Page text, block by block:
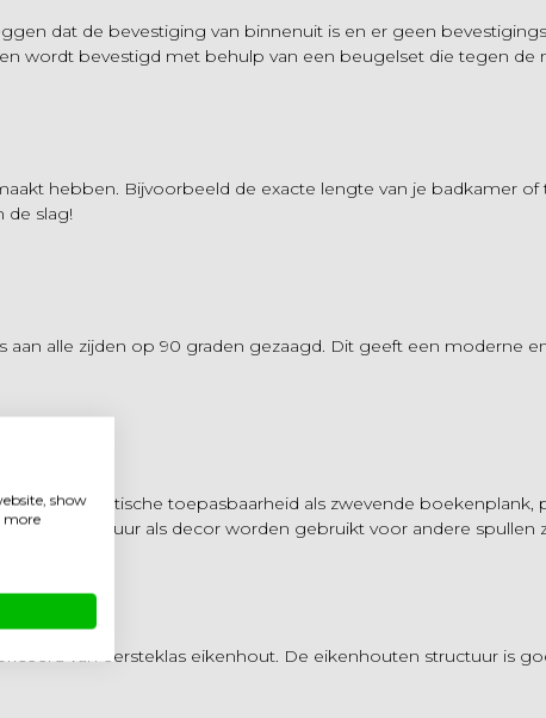
dat de bevestiging van binnenuit is en er geen
wordt bevestigd met behulp van een beugelset die tegen
hebben. Bijvoorbeeld de exacte lengte van je badkamer
de slag!
alle zijden op 90 graden gezaagd. Dit geeft een moderne
op praktische toepasbaarheid als zwevende
plank muur als decor worden gebruikt voor andere
van eersteklas eikenhout. De eikenhouten structuur is
show
more